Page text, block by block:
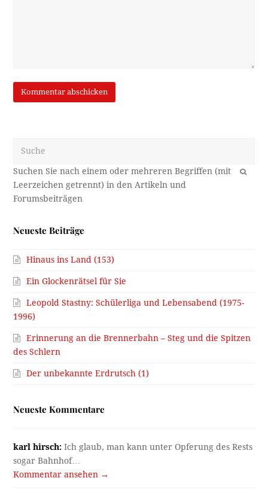
OK
Neueste Beiträge
Hinaus ins Land (153)
Ein Glockenrätsel für Sie
Leopold Stastny: Schülerliga und Lebensabend (1975-
1996)
Erinnerung an die Brennerbahn – Steg und die Spitzen
des Schlern
Der unbekannte Erdrutsch (1)
Neueste Kommentare
karl hirsch: Ich glaub, man kann unter Opferung des Rests
sogar Bahnhof…
Kommentar ansehen →